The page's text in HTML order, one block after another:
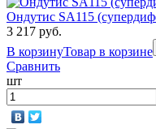
Ондутис SА115
3 217 руб.
В корзинуТовар в корзине
Сравнить
шт